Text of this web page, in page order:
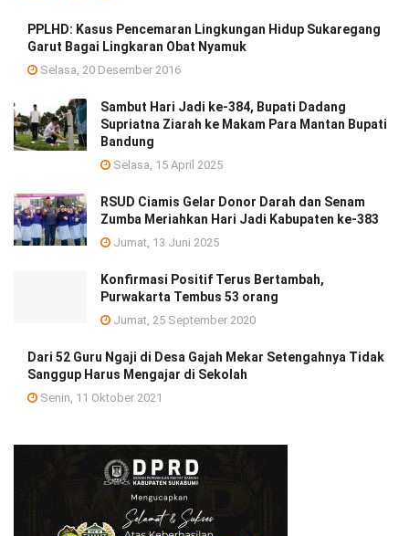
PPLHD: Kasus Pencemaran Lingkungan Hidup Sukaregang
Garut Bagai Lingkaran Obat Nyamuk
Selasa, 20 Desember 2016
Sambut Hari Jadi ke-384, Bupati Dadang
Supriatna Ziarah ke Makam Para Mantan Bupati
Bandung
Selasa, 15 April 2025
RSUD Ciamis Gelar Donor Darah dan Senam
Zumba Meriahkan Hari Jadi Kabupaten ke-383
Jumat, 13 Juni 2025
Konfirmasi Positif Terus Bertambah,
Purwakarta Tembus 53 orang
Jumat, 25 September 2020
Dari 52 Guru Ngaji di Desa Gajah Mekar Setengahnya Tidak
Sanggup Harus Mengajar di Sekolah
Senin, 11 Oktober 2021